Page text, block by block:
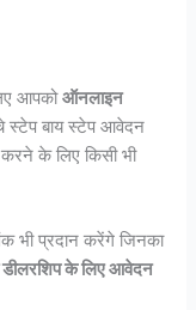
आपकोऑनलाइन
स्टेप बाय स्टेप आवेदन
के लिए किसी भी
भी प्रदान करेंगे जिनका
डीलरशिप के लिए आवेदन